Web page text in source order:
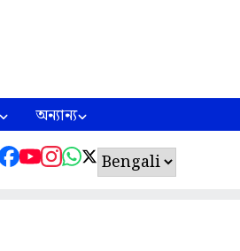
অন্যান্য